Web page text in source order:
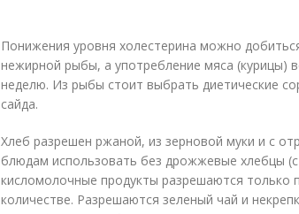
Понижения уровня холестерина можно
нежирной рыбы, а употребление мяса (курицы)
неделю. Из рыбы стоит выбрать диетические
сайда.
Хлеб разрешен ржаной, из зерновой муки и с
блюдам использовать без дрожжевые хлебцы
кисломолочные продукты разрешаются только
количестве. Разрешаются зеленый чай и